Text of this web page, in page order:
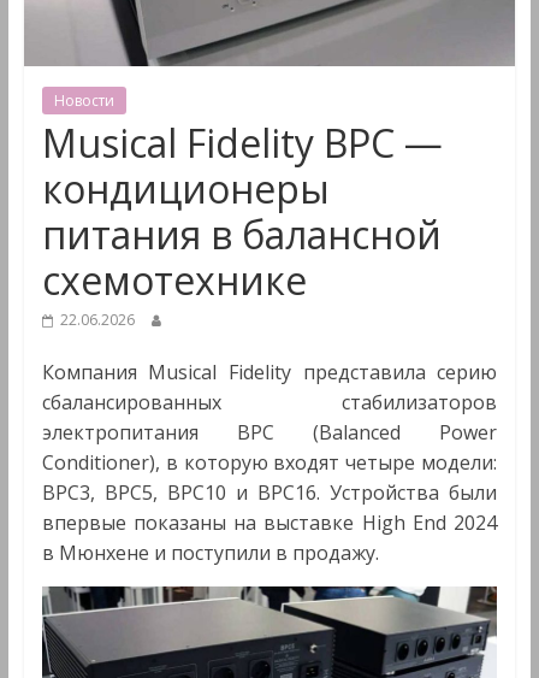
Мультимедиа
Новости
Musical Fidelity BPC —
кондиционеры
питания в балансной
схемотехнике
22.06.2026
Компания Musical Fidelity представила серию
сбалансированных стабилизаторов
электропитания BPC (Balanced Power
Conditioner), в которую входят четыре модели:
BPC3, BPC5, BPC10 и BPC16. Устройства были
впервые показаны на выставке High End 2024
в Мюнхене и поступили в продажу.